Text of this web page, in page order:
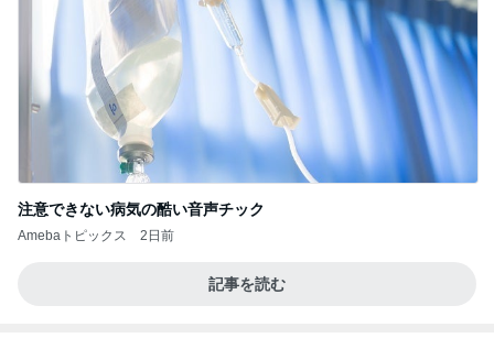
注意できない病気の酷い音声チック
Amebaトピックス 2日前
記事を読む